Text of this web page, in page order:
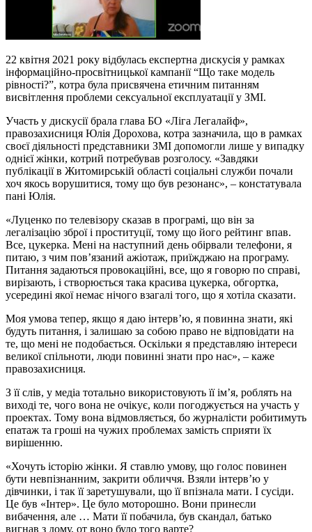
22 квітня 2021 року відбулась експертна дискусія у рамках
інформаційно-просвітницької кампанії “Що таке модель
рівності?”, котра була присвячена етичним питанням
висвітлення проблеми сексуальної експлуатації у ЗМІ.
Участь у дискусії брала глава БО «Ліга Легалайф»,
правозахисниця Юлія Дорохова, котра зазначила, що в рамках
своєї діяльності представники ЗМІ допомогли лише у випадку
однієї жінки, котрий потребував розголосу. «Завдяки
публікації в Житомирській області соціальні служби почали
хоч якось ворушитися, тому що був резонанс», – констатувала
пані Юлія.
«Луценко по телевізору сказав в програмі, що він за
легалізацію зброї і проституції, тому що його рейтинг впав.
Все, цукерка. Мені на наступний день обірвали телефони, я
питаю, з чим пов’язаний ажіотаж, приїжджаю на програму.
Питання задаються провокаційні, все, що я говорю по справі,
вирізають, і створюється така красива цукерка, обгортка,
усередині якої немає нічого взагалі того, що я хотіла сказати.
Моя умова тепер, якщо я даю інтерв’ю, я повинна знати, які
будуть питання, і залишаю за собою право не відповідати на
те, що мені не подобається. Оскільки я представляю інтереси
великої спільноти, люди повинні знати про нас», – каже
правозахисниця.
З її слів, у медіа тотально використовують її ім’я, роблять на
виході те, чого вона не очікує, коли погоджується на участь у
проектах. Тому вона відмовляється, бо журналісти робитимуть
епатаж та гроші на чужих проблемах замість сприяти їх
вирішенню.
«Хочуть історію жінки. Я ставлю умову, що голос повинен
бути невпізнанним, закрити обличчя. Взяли інтерв’ю у
дівчинки, і так її заретушували, що її впізнала мати. І сусіди.
Це був «Інтер». Це було моторошно. Вони принесли
вибачення, але … Мати її побачила, був скандал, батько
вигнав з дому, от воно було того варте?